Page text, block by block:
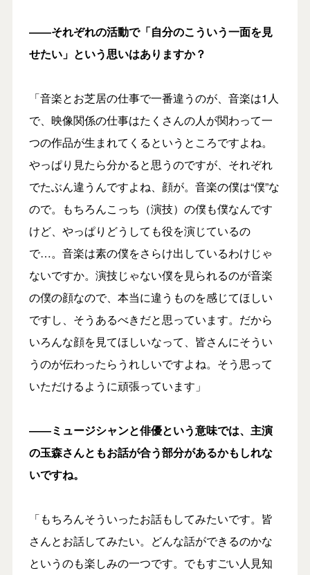
――それぞれの活動で「自分のこういう一面を見
せたい」という思いはありますか？
「音楽とお芝居の仕事で一番違うのが、音楽は1人
で、映像関係の仕事はたくさんの人が関わって一
つの作品が生まれてくるというところですよね。
やっぱり見たら分かると思うのですが、それぞれ
でたぶん違うんですよね、顔が。音楽の僕は“僕”な
ので。もちろんこっち（演技）の僕も僕なんです
けど、やっぱりどうしても役を演じているの
で…。音楽は素の僕をさらけ出しているわけじゃ
ないですか。演技じゃない僕を見られるのが音楽
の僕の顔なので、本当に違うものを感じてほしい
ですし、そうあるべきだと思っています。だから
いろんな顔を見てほしいなって、皆さんにそうい
うのが伝わったらうれしいですよね。そう思って
いただけるように頑張っています」
――ミュージシャンと俳優という意味では、主演
の玉森さんともお話が合う部分があるかもしれな
いですね。
「もちろんそういったお話もしてみたいです。皆
さんとお話してみたい。どんな話ができるのかな
というのも楽しみの一つです。でもすごい人見知